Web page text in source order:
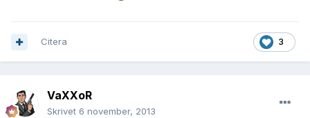
3
Citera
VaXXoR
Skrivet 6 november, 2013